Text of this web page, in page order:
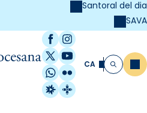
Santoral del dia
SAVA
Facebook
Instagram
X / Twitter
YouTube
WhatsApp
Flickr
Radio Estel
Catalunya
CA Cerca